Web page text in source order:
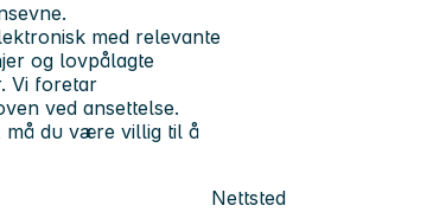
med relevante
og lovpålagte
Vi foretar
ved ansettelse.
må du være villig til å
Nettsted